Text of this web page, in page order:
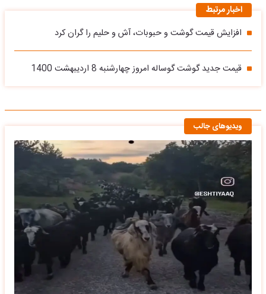
اخبار مرتبط
افزایش قیمت گوشت و حبوبات، ‌آش و حلیم را گران کرد
قیمت جدید گوشت گوساله امروز چهارشنبه 8 اردیبهشت 1400
ویدیوهای جالب